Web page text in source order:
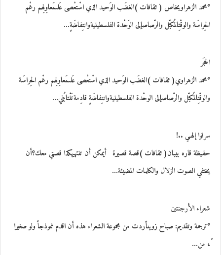
*محمد الزهراويخاص ( ثقافات )الغضَب الوَحيد الذي اسْتعْصى عَلىمَعاوِلِهم رغْم
الحِراسَة والوقْتِالمُكبّل والرّصاصإلى الوَحْدة الفلسطينيةوانتِفاضَةٍ…
الحجَر
*محمد الزهراوي( ثقافات )الغضَب الوَحيد الذي اسْتعْصى عَلىمَعاوِلِهم رغْم الحِراسَة
والوقْتِالمُكبّل والرّصاصإلى الوحْدة الفلسطينيةوانتِفاضَةٍ قادِمةتَنْتابُني…
سرقوا إلهـي ..!
حفيظة قاره بيبان( ثقافات )قصة قصيرة أيمكن أن تنتهيهكذا قصتي معك؟أن
يختفي الصوت الزلال والكلمات المضيئة…
شعراء الأرجنتين
*ترجمة وتقديم: صباح زوينأردت من مجموعة الشعراء هذه أن اقدم نموذجاً ولو صغيرا
ً، من…